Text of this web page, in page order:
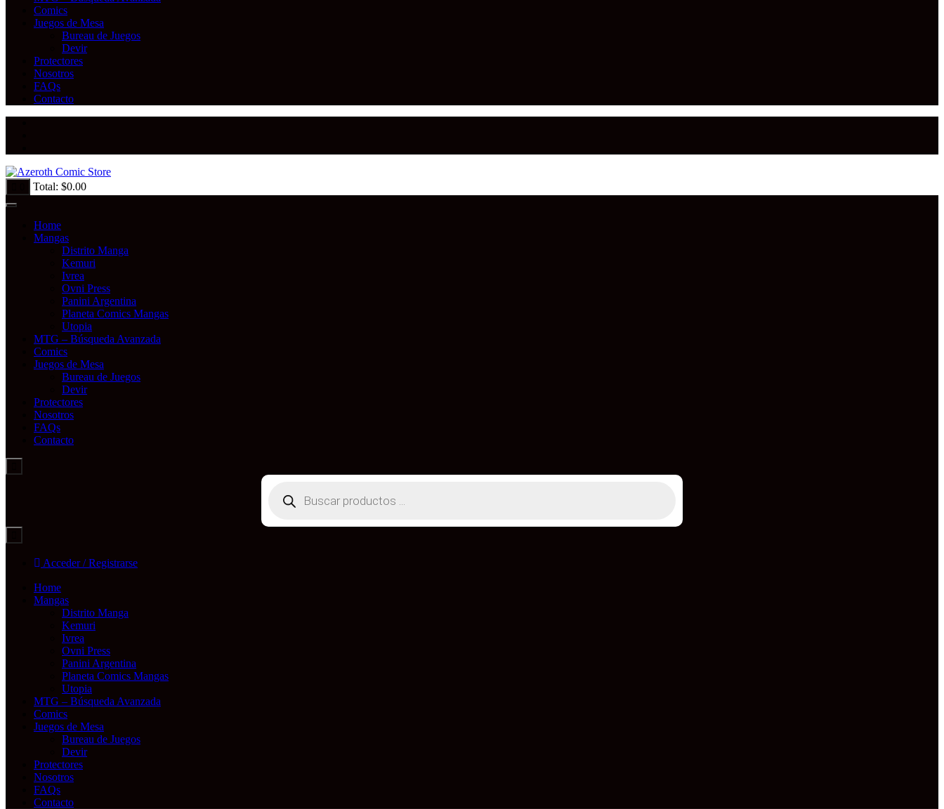
Comics
Juegos de Mesa
Bureau de Juegos
Devir
Protectores
Nosotros
FAQs
Contacto
Total: $0.00
Home
Mangas
Distrito Manga
Kemuri
Ivrea
Ovni Press
Panini Argentina
Planeta Comics Mangas
Utopia
MTG – Búsqueda Avanzada
Comics
Juegos de Mesa
Bureau de Juegos
Devir
Protectores
Nosotros
FAQs
Contacto
productos
Acceder / Registrarse
Home
Mangas
Distrito Manga
Kemuri
Ivrea
Ovni Press
Panini Argentina
Planeta Comics Mangas
Utopia
MTG – Búsqueda Avanzada
Comics
Juegos de Mesa
Bureau de Juegos
Devir
Protectores
Nosotros
FAQs
Contacto